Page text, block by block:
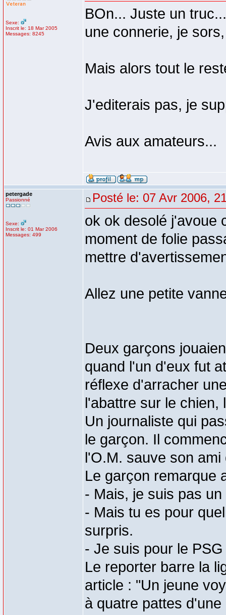
Sexe:
Inscrit le: 18 Mar 2005
Messages: 8245
BOn... Juste un
une connerie, je
Mais alors tout le
J'editerais pas, je
Avis aux amateurs...
petergade
Passionné
Sexe:
Inscrit le: 01 Mar 2006
Messages: 499
Posté le: 07 Avr 2006,
ok ok desolé j'avoue
moment de folie
mettre
Allez une petite
Deux garçons
quand l'un d'eux fut
réflexe d'arracher
l'abattre sur le chien,
Un journaliste qui
le garçon. Il
l'O.M. sauve son
Le garçon remarque
- Mais, je suis pas
- Mais tu es pour
surpris.
- Je suis pour le
Le reporter barre la
article : "Un jeune
à quatre pattes